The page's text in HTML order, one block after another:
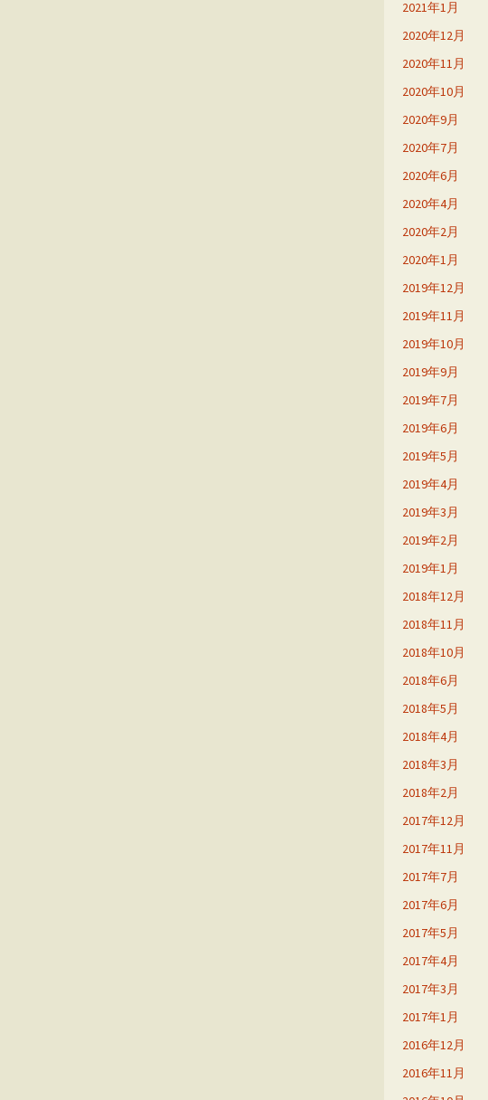
2021年1月
2020年12月
2020年11月
2020年10月
2020年9月
2020年7月
2020年6月
2020年4月
2020年2月
2020年1月
2019年12月
2019年11月
2019年10月
2019年9月
2019年7月
2019年6月
2019年5月
2019年4月
2019年3月
2019年2月
2019年1月
2018年12月
2018年11月
2018年10月
2018年6月
2018年5月
2018年4月
2018年3月
2018年2月
2017年12月
2017年11月
2017年7月
2017年6月
2017年5月
2017年4月
2017年3月
2017年1月
2016年12月
2016年11月